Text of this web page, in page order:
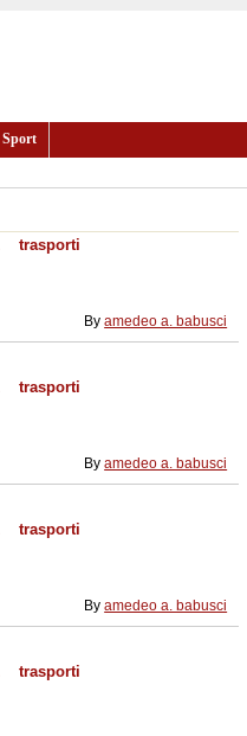
Sport
trasporti
Byamedeo a. babusci
trasporti
Byamedeo a. babusci
trasporti
Byamedeo a. babusci
trasporti